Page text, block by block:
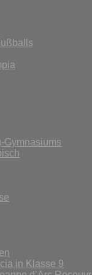
Gymnasiums
in Klasse 9